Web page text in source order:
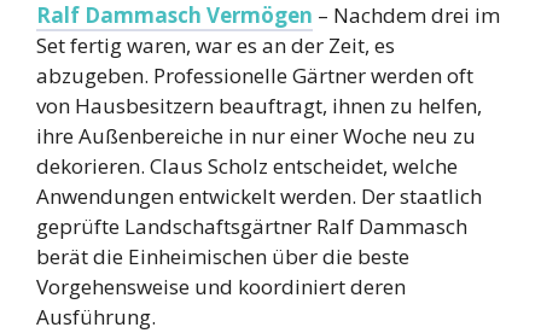
Ralf Dammasch Vermögen – Nachdem drei im
Set fertig waren, war es an der Zeit, es
abzugeben. Professionelle Gärtner werden oft
von Hausbesitzern beauftragt, ihnen zu helfen,
ihre Außenbereiche in nur einer Woche neu zu
dekorieren. Claus Scholz entscheidet, welche
Anwendungen entwickelt werden. Der staatlich
geprüfte Landschaftsgärtner Ralf Dammasch
berät die Einheimischen über die beste
Vorgehensweise und koordiniert deren
Ausführung.